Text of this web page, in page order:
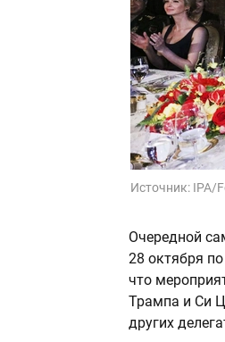
Источник: IPA/
Очередной
28 октября
что
Трампа и Си
других